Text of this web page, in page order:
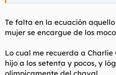
Te falta en la ecuación
mujer se encargue de los
Lo cual me recuerda a
hijo a los setenta y pocos, y